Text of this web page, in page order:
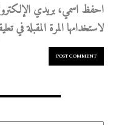
احفظ اسمي، بريدي
لاستخدامها المرة المقبلة في